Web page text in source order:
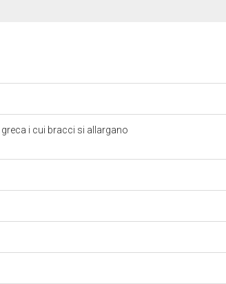
i cui bracci si allargano